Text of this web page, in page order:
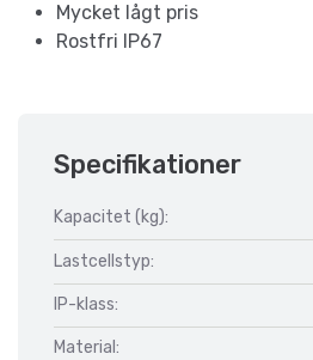
Mycket lågt pris
Rostfri IP67
Specifikationer
Kapacitet (kg):
Lastcellstyp:
IP-klass:
Material: